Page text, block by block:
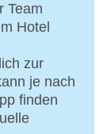
Team
Hotel
zur
je nach
finden